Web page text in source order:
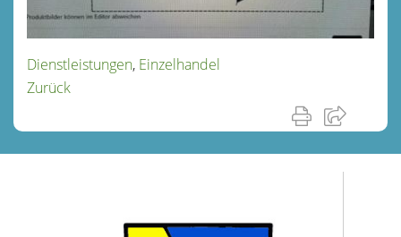
Dienstleistungen, Einzelhandel
Zurück